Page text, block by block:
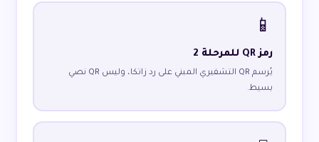
📱
رمز QR للمرحلة 2
يُرسم QR التشفيري المبني على رد زاتكا، وليس QR نصي
بسيط.